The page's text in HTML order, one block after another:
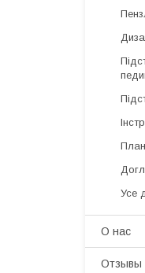
Усе
О нас
Отзывы